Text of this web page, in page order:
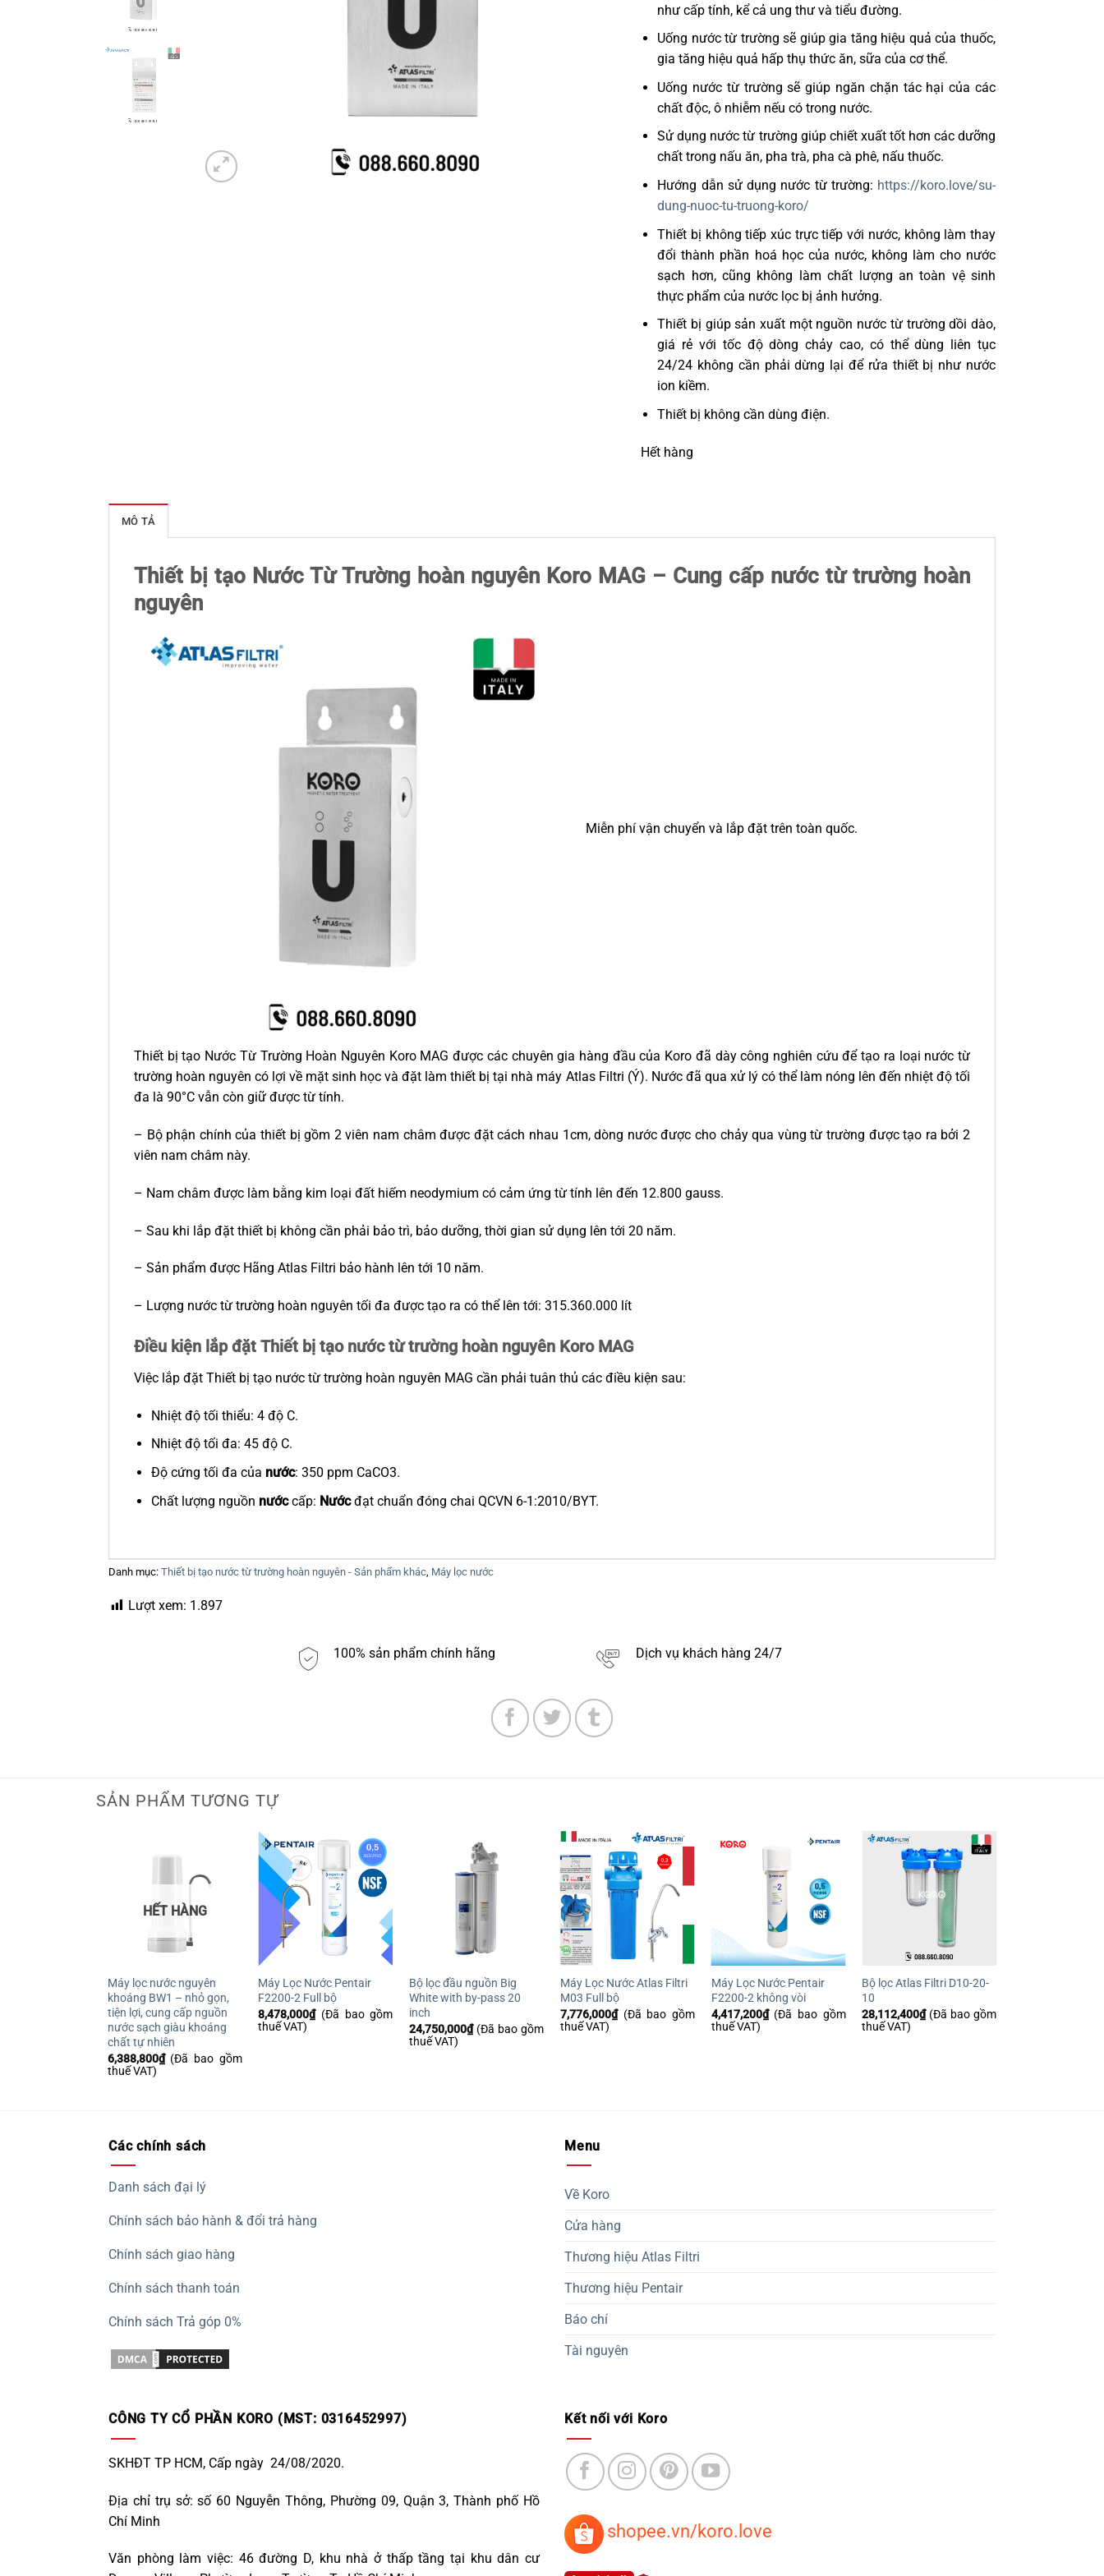
như cấp tính, kể cả ung thư và tiểu đường.
Uống nước từ trường sẽ giúp gia tăng hiệu quả của thuốc,
gia tăng hiệu quả hấp thụ thức ăn, sữa của cơ thể.
Uống nước từ trường sẽ giúp ngăn chặn tác hại của các
chất độc, ô nhiễm nếu có trong nước.
Sử dụng nước từ trường giúp chiết xuất tốt hơn các dưỡng
chất trong nấu ăn, pha trà, pha cà phê, nấu thuốc.
Hướng dẫn sử dụng nước từ trường: https://koro.love/su-
dung-nuoc-tu-truong-koro/
Thiết bị không tiếp xúc trực tiếp với nước, không làm thay
đổi thành phần hoá học của nước, không làm cho nước
sạch hơn, cũng không làm chất lượng an toàn vệ sinh
thực phẩm của nước lọc bị ảnh hưởng.
Thiết bị giúp sản xuất một nguồn nước từ trường dồi dào,
giá rẻ với tốc độ dòng chảy cao, có thể dùng liên tục
24/24 không cần phải dừng lại để rửa thiết bị như nước
ion kiềm.
Thiết bị không cần dùng điện.
Hết hàng
MÔ TẢ
Thiết bị tạo Nước Từ Trường hoàn nguyên Koro MAG – Cung cấp nước từ trường hoàn
nguyên
Miễn phí vận chuyển và lắp đặt trên toàn quốc.
Thiết bị tạo Nước Từ Trường Hoàn Nguyên Koro MAG được các chuyên gia hàng đầu của Koro đã dày công nghiên cứu để tạo ra loại nước từ
trường hoàn nguyên có lợi về mặt sinh học và đặt làm thiết bị tại nhà máy Atlas Filtri (Ý). Nước đã qua xử lý có thể làm nóng lên đến nhiệt độ tối
đa là 90°C vẫn còn giữ được từ tính.
– Bộ phận chính của thiết bị gồm 2 viên nam châm được đặt cách nhau 1cm, dòng nước được cho chảy qua vùng từ trường được tạo ra bởi 2
viên nam châm này.
– Nam châm được làm bằng kim loại đất hiếm neodymium có cảm ứng từ tính lên đến 12.800 gauss.
– Sau khi lắp đặt thiết bị không cần phải bảo trì, bảo dưỡng, thời gian sử dụng lên tới 20 năm.
– Sản phẩm được Hãng Atlas Filtri bảo hành lên tới 10 năm.
– Lượng nước từ trường hoàn nguyên tối đa được tạo ra có thể lên tới: 315.360.000 lít
Điều kiện lắp đặt Thiết bị tạo nước từ trường hoàn nguyên Koro MAG
Việc lắp đặt Thiết bị tạo nước từ trường hoàn nguyên MAG cần phải tuân thủ các điều kiện sau:
Nhiệt độ tối thiểu: 4 độ C.
Nhiệt độ tối đa: 45 độ C.
Độ cứng tối đa của nước: 350 ppm CaCO3.
Chất lượng nguồn nướccấp: Nướcđạt chuẩn đóng chai QCVN 6-1:2010/BYT.
Danh mục: Thiết bị tạo nước từ trường hoàn nguyên - Sản phẩm khác, Máy lọc nước
Lượt xem: 1.897
100% sản phẩm chính hãng Dịch vụ khách hàng 24/7
SẢN PHẨM TƯƠNG TỰ
thích
HẾT HÀNG
Máy lọc nước nguyên
khoáng BW1 – nhỏ gọn,
tiện lợi, cung cấp nguồn
nước sạch giàu khoáng
chất tự nhiên
6,388,800₫ (Đã bao gồm
thuế VAT)
Máy Lọc Nước Pentair
F2200-2 Full bộ
8,478,000₫ (Đã bao gồm
thuế VAT)
Bộ lọc đầu nguồn Big
White with by-pass 20
inch
24,750,000₫ (Đã bao gồm
thuế VAT)
Máy Lọc Nước Atlas Filtri
M03 Full bộ
7,776,000₫ (Đã bao gồm
thuế VAT)
Yêu
thích
Máy Lọc Nước Pentair
F2200-2 không vòi
4,417,200₫ (Đã bao gồm
thuế VAT)
Bộ lọc Atlas Filtri D10-20-
10
28,112,400₫ (Đã bao gồm
thuế VAT)
Các chính sách
Danh sách đại lý
Chính sách bảo hành & đổi trả hàng
Chính sách giao hàng
Chính sách thanh toán
Chính sách Trả góp 0%
Menu
Về Koro
Cửa hàng
Thương hiệu Atlas Filtri
Thương hiệu Pentair
Báo chí
Tài nguyên
CÔNG TY CỔ PHẦN KORO (MST: 0316452997)
SKHĐT TP HCM, Cấp ngày 24/08/2020.
Địa chỉ trụ sở: số 60 Nguyễn Thông, Phường 09, Quận 3, Thành phố Hồ
Chí Minh
Văn phòng làm việc: 46 đường D, khu nhà ở thấp tầng tại khu dân cư
Kết nối với Koro
shopee.vn/koro.love